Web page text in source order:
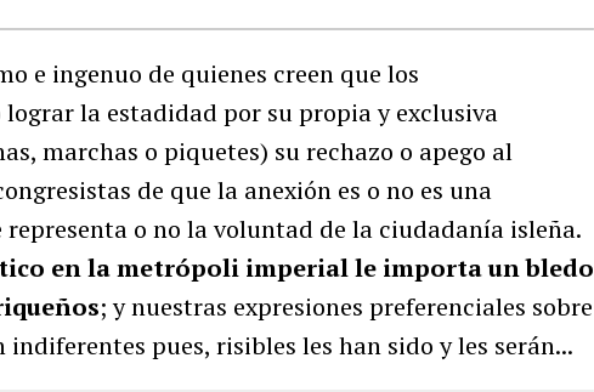
e ingenuo de quienes creen que los
la estadidad por su propia y exclusiva
marchas o piquetes) su rechazo o apego al
de que la anexión es o no es una
o no la voluntad de la ciudadanía isleña.
en la metrópoli imperial le importa un bledo
; y nuestras expresiones preferenciales sobre
pues, risibles les han sido y les serán...